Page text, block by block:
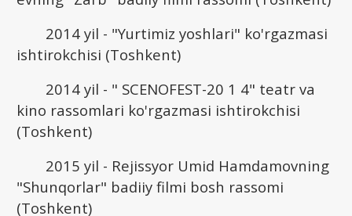
2014 yil - "Yurtimiz yoshlari" ko'rgazmasi
ishtirokchisi (Toshkent)
2014 yil - " SCENOFEST-20 1 4" teatr va
kino rassomlari ko'rgazmasi ishtirokchisi
(Toshkent)
2015 yil - Rejissyor Umid Hamdamovning
"Shunqorlar" badiiy filmi bosh rassomi
(Toshkent)